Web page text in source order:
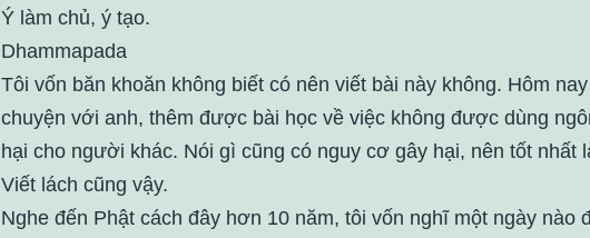
Ý làm chủ, ý tạo.
Dhammapada
Tôi vốn băn khoăn không biết có nên viết bài này không. Hôm
chuyện với anh, thêm được bài học về việc không được dùng
hại cho người khác. Nói gì cũng có nguy cơ gây hại, nên tốt nhất
Viết lách cũng vậy.
Nghe đến Phật cách đây hơn 10 năm, tôi vốn nghĩ một ngày nào